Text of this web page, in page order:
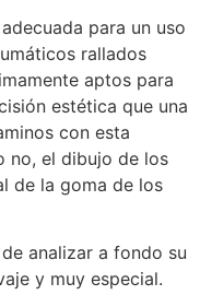
para un uso
rallados
aptos para
estética que una
con esta
no, el dibujo de los
de la goma de los
analizar a fondo su
y muy especial.